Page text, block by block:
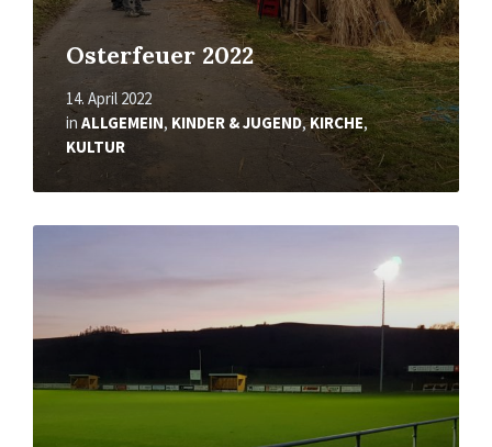
Osterfeuer 2022
14. April 2022
in ALLGEMEIN, KINDER & JUGEND,KIRCHE,
KULTUR
Mehr